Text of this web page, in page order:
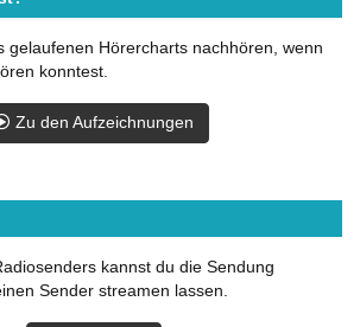
gelaufenen Hörercharts nachhören, wenn
konntest.
Zu den Aufzeichnungen
kannst du die Sendung
Sender streamen lassen.